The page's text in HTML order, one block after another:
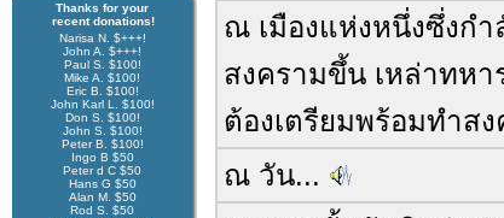
Thanks for your
recent donations!
Narisa N. $+++!
John A. $+++!
Paul S. $100!
Mike A. $100!
Eric B. $100!
John Karl L. $100!
Don S. $100!
John S. $100!
Peter B. $100!
Ingo B $50
Peter d C $50
Hans G $50
Alan M. $50
Rod S. $50
ณ เมืองแห่งหนึ่งซึ่งกำ
สงครามขึ้น เหล่าทหา
ต้องเตรียมพร้อมทำสง
ณ วัน...